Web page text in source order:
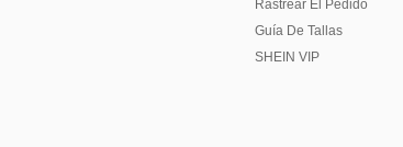
Rastrear El Pedido
Guía De Tallas
SHEIN VIP